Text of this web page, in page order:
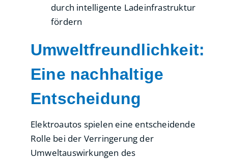
durch intelligente Ladeinfrastruktur
fördern
Umweltfreundlichkeit:
Eine nachhaltige
Entscheidung
Elektroautos spielen eine entscheidende
Rolle bei der Verringerung der
Umweltauswirkungen des